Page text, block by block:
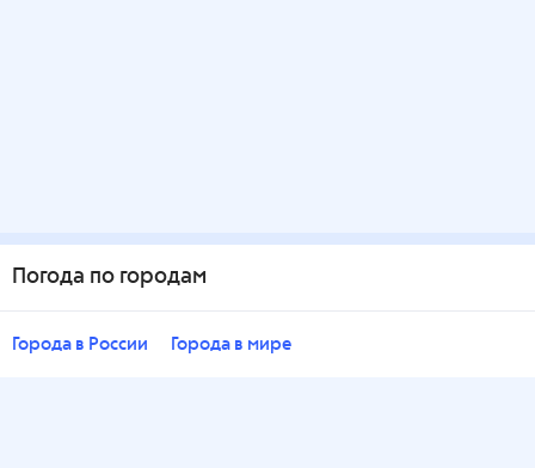
Погода по городам
Города в России Города в мире